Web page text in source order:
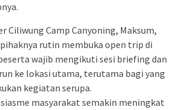
Ciliwung Camp Canyoning, Maksum,
rutin membuka open trip di
wajib mengikuti sesi briefing dan
ke lokasi utama, terutama bagi yang
kegiatan serupa.
masyarakat semakin meningkat